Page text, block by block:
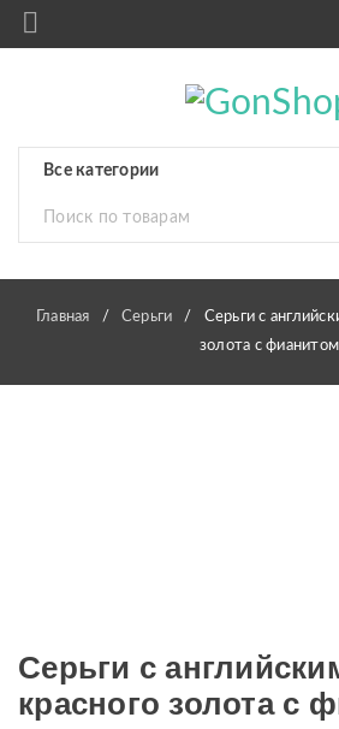
Главная / Серьги /
Серьги с
золота с фианитом
Серьги с
красного золота с